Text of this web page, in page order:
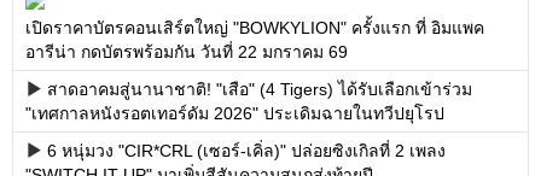
เปิดราคาบัตรคอนเสิร์ตใหญ่ "BOWKYLION" ครั้งแรก ที่ อิมแพค
อารีน่า กดบัตรพร้อมกัน วันที่ 22 มกราคม 69
สาดอาคมสู่นานาชาติ! "เสือ" (4 Tigers) ได้รับเลือกเข้าร่วม
"เทศกาลหนังรอตเทอร์ดัม 2026" ประเดิมฉายในทวีปยุโรป
6 หนุ่มวง "CIR*CRL (เซอร์-เคิ่ล)" ปล่อยซิงเกิลที่ 2 เพลง